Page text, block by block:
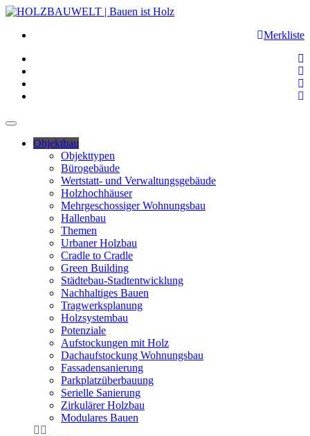
Merkliste
Objektbau
Objekttypen
Bürogebäude
Wertstatt- und Verwaltungsgebäude
Holzhochhäuser
Mehrgeschossiger Wohnungsbau
Hallenbau
Themen
Urbaner Holzbau
Cradle to Cradle
Green Building
Städtebau-Stadtentwicklung
Nachhaltiges Bauen
Tragwerksplanung
Holzsystembau
Potenziale
Aufstockungen mit Holz
Dachaufstockung Wohnungsbau
Fassadensanierung
Parkplatzüberbauung
Serielle Sanierung
Zirkulärer Holzbau
Modulares Bauen